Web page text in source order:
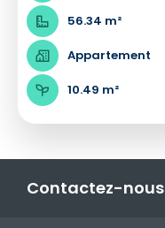
56.34 m²
Appartement
10.49 m²
Contactez-nous